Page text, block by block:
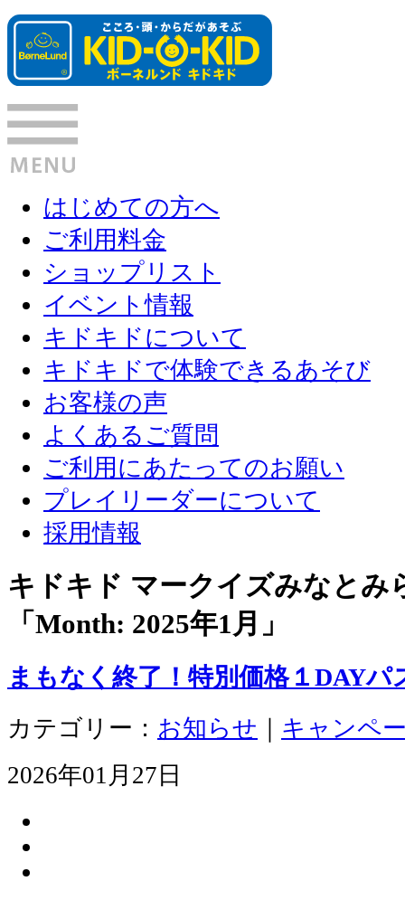
はじめての方へ
ご利用料金
ショップリスト
イベント情報
キドキドについて
キドキドで体験できるあそび
お客様の声
よくあるご質問
ご利用にあたってのお願い
プレイリーダーについて
採用情報
キドキド マークイズみなと
「Month: 2025年1月 」
まもなく終了！特別価格１DAYパ
カテゴリー： お知らせ
キャンペ
2026年01月27日